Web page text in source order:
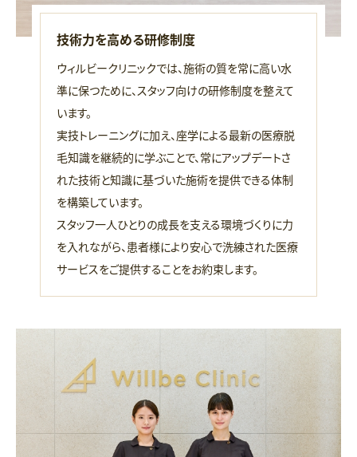
技術力を高める研修制度
ウィルビークリニックでは、施術の質を常に高い水
準に保つために、スタッフ向けの研修制度を整えて
います。
実技トレーニングに加え、座学による最新の医療脱
毛知識を継続的に学ぶことで、常にアップデートさ
れた技術と知識に基づいた施術を提供できる体制
を構築しています。
スタッフ一人ひとりの成長を支える環境づくりに力
を入れながら、患者様により安心で洗練された医療
サービスをご提供することをお約束します。